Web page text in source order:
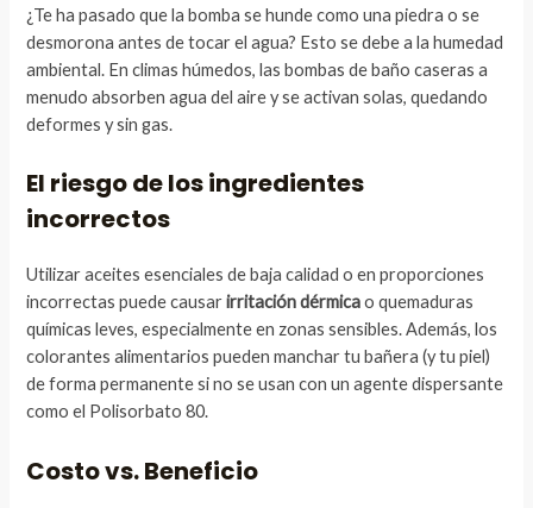
¿Te ha pasado que la bomba se hunde como una piedra o se
desmorona antes de tocar el agua? Esto se debe a la humedad
ambiental. En climas húmedos, las bombas de baño caseras a
menudo absorben agua del aire y se activan solas, quedando
deformes y sin gas.
El riesgo de los ingredientes
incorrectos
Utilizar aceites esenciales de baja calidad o en proporciones
incorrectas puede causarirritación dérmicao quemaduras
químicas leves, especialmente en zonas sensibles. Además, los
colorantes alimentarios pueden manchar tu bañera (y tu piel)
de forma permanente si no se usan con un agente dispersante
como el Polisorbato 80.
Costo vs. Beneficio